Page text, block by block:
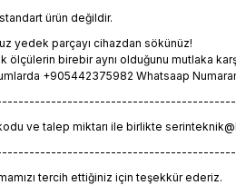
ürün değildir.
yedek parçayı cihazdan sökünüz!
birebir aynı olduğunu mutlaka
+905442375982 Whatsaap
ve talep miktarı ile birlikte
tercih ettiğiniz için teşekkür ederiz.